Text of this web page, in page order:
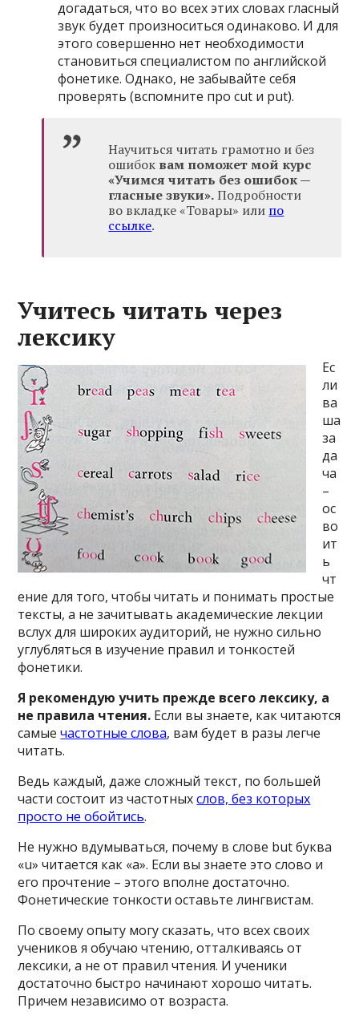
догадаться, что во всех этих словах гласный
звук будет произноситься одинаково. И для
этого совершенно нет необходимости
становиться специалистом по английской
фонетике. Однако, не забывайте себя
проверять (вспомните про cut и put).
Научиться читать грамотно и без
ошибок вам поможет мой курс
«Учимся читать без ошибок —
гласные звуки».Подробности
во вкладке «Товары» или по
ссылке.
Учитесь читать через
лексику
Ес
ли
ва
ша
за
да
ча
–
ос
во
ит
ь
чт
ение для того, чтобы читать и понимать простые
тексты, а не зачитывать академические лекции
вслух для широких аудиторий, не нужно сильно
углубляться в изучение правил и тонкостей
фонетики.
Я рекомендую учить прежде всего лексику, а
не правила чтения. Если вы знаете, как читаются
самыечастотные слова, вам будет в разы легче
читать.
Ведь каждый, даже сложный текст, по большей
части состоит из частотныхслов, без которых
просто не обойтись.
Не нужно вдумываться, почему в слове but буква
«u» читается как «а». Если вы знаете это слово и
его прочтение – этого вполне достаточно.
Фонетические тонкости оставьте лингвистам.
По своему опыту могу сказать, что всех своих
учеников я обучаю чтению, отталкиваясь от
лексики, а не от правил чтения. И ученики
достаточно быстро начинают хорошо читать.
Причем независимо от возраста.